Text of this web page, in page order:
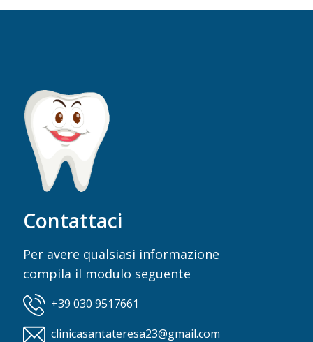
Contattaci
Per avere qualsiasi informazione
compila il modulo seguente
+39 030 9517661
clinicasantateresa23@gmail.com